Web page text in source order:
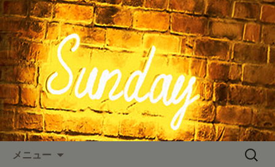
SUNDAY TIMES
東京、水道橋駅近くにある、カフェ
「SUNDAY（サンデー）」。のNYスタイ
ルの店内、人気のハンバーガーやステ
ーキなどのお料理をご用意しておりま
す。カフェ、ランチ、ディナー、パー
ティーなど多様なシーンに対応。新着
情報を随時更新中。
メニュー
検